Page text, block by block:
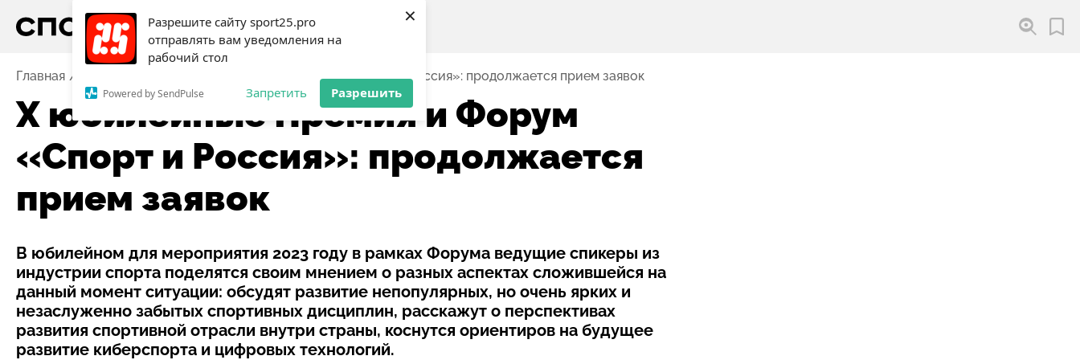
Разрешите сайту sport25.pro
отправлять вам уведомления на
рабочий стол
Powered by SendPulse Запретить Разрешить
×
Главная Х юбилейные Премия и Форум «Спорт и Россия»: продолжается прием заявок
Х юбилейные Премия и Форум
«Спорт и Россия»: продолжается
прием заявок
В юбилейном для мероприятия 2023 году в рамках Форума ведущие спикеры из
индустрии спорта поделятся своим мнением о разных аспектах сложившейся на
данный момент ситуации: обсудят развитие непопулярных, но очень ярких и
незаслуженно забытых спортивных дисциплин, расскажут о перспективах
развития спортивной отрасли внутри страны, коснутся ориентиров на будущее
развитие киберспорта и цифровых технологий.